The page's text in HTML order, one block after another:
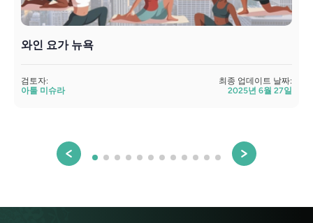
와인 요가 뉴욕
검토자:
아툴 미슈라
최종 업데이트 날짜:
2025년 6월 27일